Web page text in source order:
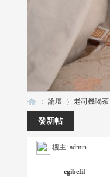
»
論壇
›
老司機喝
發新帖
樓主: admin
egibefif